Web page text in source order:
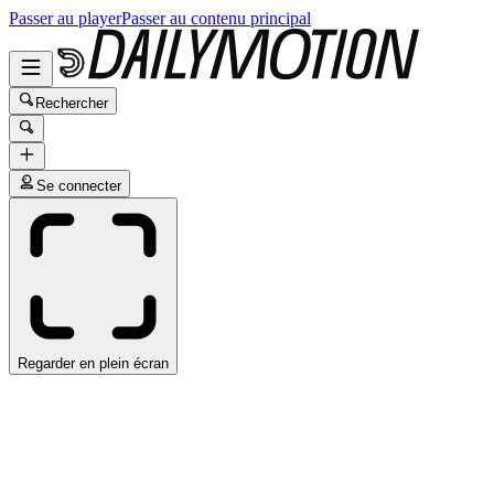
Passer au playerPasser au contenu principal
Rechercher
Se connecter
Regarder en plein écran